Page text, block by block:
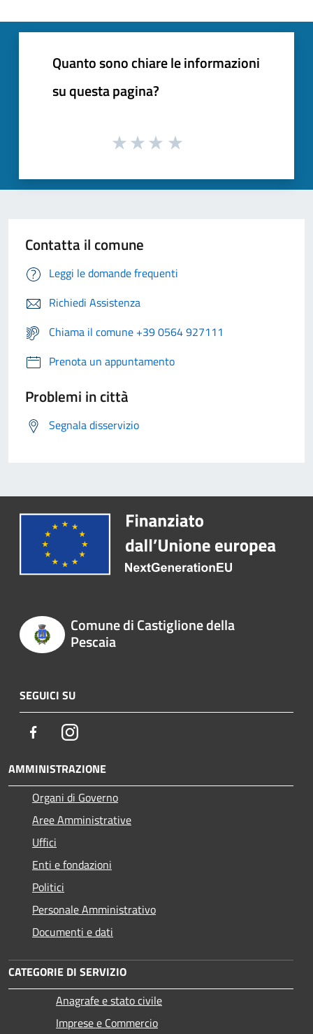
Quanto sono chiare le informazioni
su questa pagina?
Contatta il comune
Leggi le domande frequenti
Richiedi Assistenza
Chiama il comune +39 0564 927111
Prenota un appuntamento
Problemi in città
Segnala disservizio
Comune di Castiglione della
Pescaia
SEGUICI SU
FacebookInstagram
AMMINISTRAZIONE
Organi di Governo
Aree Amministrative
Uffici
Enti e fondazioni
Politici
Personale Amministrativo
Documenti e dati
CATEGORIE DI SERVIZIO
Anagrafe e stato civile
Imprese e Commercio